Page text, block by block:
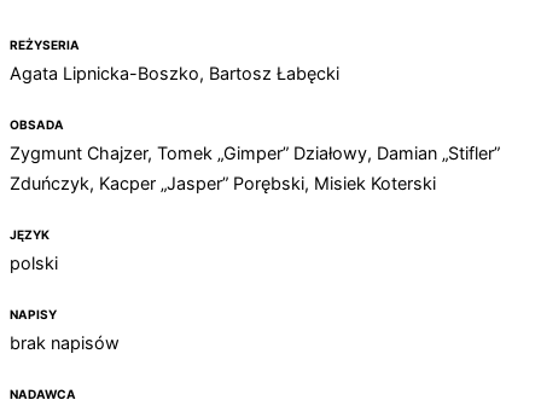
REŻYSERIA
Agata Lipnicka-Boszko, Bartosz Łabęcki
OBSADA
Zygmunt Chajzer, Tomek „Gimper” Działowy, Damian „Stifler”
Zduńczyk, Kacper „Jasper” Porębski, Misiek Koterski
JĘZYK
polski
NAPISY
brak napisów
NADAWCA